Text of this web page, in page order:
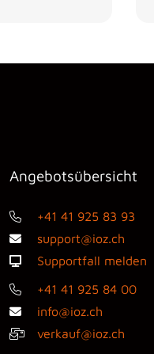
Angebotsübersicht
+41 41 925 83 93
support@ioz.ch
Supportfall melden
+41 41 925 84 00
info@ioz.ch
verkauf@ioz.ch